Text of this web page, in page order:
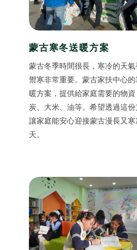
用愛包圍 公益 義
蒙古寒冬送暖方案
蒙古冬季時間很長，寒冷的天
禦寒非常重要。蒙古家扶中心的
暖方案，提供給家庭需要的物
炭、大米、油等。希望透過這份
讓家庭能安心迎接蒙古漫長又寒
天。